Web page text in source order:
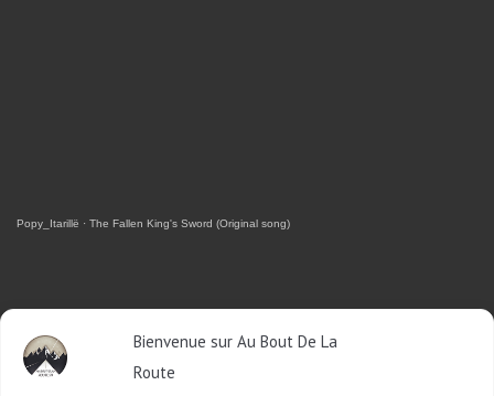
Bienvenue sur Au Bout De La
Route
Popy_Itarillë · The Fallen King's Sword (Original song)
RETROUVEZ-MOI SUR FACEBOOK
OU SUR TWITTER